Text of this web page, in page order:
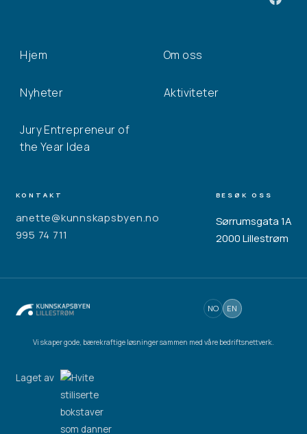
Hjem Om oss
Nyheter Aktiviteter
Jury Entrepreneur of
the Year Idea
KONTAKT
anette@kunnskapsbyen.no
995 74 711
BESØK OSS
Sørrumsgata 1A
2000 Lillestrøm
Vi skaper gode, bærekraftige løsninger sammen med våre bedriftsnettverk.
NO EN
Laget av